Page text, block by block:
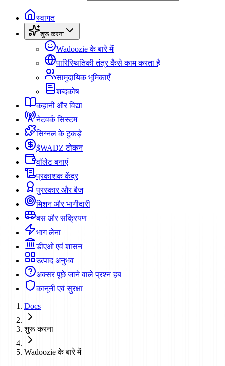
स्वागत
शुरू करना
Wadoozie के बारे में
पारिस्थितिकी तंत्र कैसे काम करता है
सामुदायिक भूमिकाएँ
शब्दकोष
कहानी और विद्या
नेटवर्क सिस्टम
सिग्नल के टुकड़े
$WADZ टोकन
वॉलेट बनाएं
प्रकाशक केंद्र
पुरस्कार और बैज
मिशन और भागीदारी
बस और सक्रियण
भाग लेना
डीएओ एवं शासन
उत्पाद अनुभव
अक्सर पूछे जाने वाले प्रश्न हब
कानूनी एवं सुरक्षा
Docs
शुरू करना
Wadoozie के बारे में